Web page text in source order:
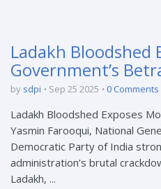
Ladakh Bloodshed
Government’s
by sdpi Sep 25 2025 0 Comments
Ladakh Bloodshed Exposes
Yasmin Farooqui, National
Democratic Party of India
administration’s brutal
Ladakh, ...